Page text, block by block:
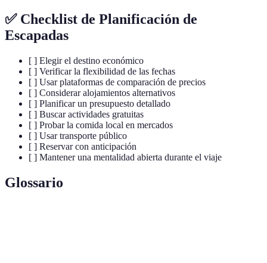
✅ Checklist de Planificación de
Escapadas
[ ] Elegir el destino económico
[ ] Verificar la flexibilidad de las fechas
[ ] Usar plataformas de comparación de precios
[ ] Considerar alojamientos alternativos
[ ] Planificar un presupuesto detallado
[ ] Buscar actividades gratuitas
[ ] Probar la comida local en mercados
[ ] Usar transporte público
[ ] Reservar con anticipación
[ ] Mantener una mentalidad abierta durante el viaje
Glossario